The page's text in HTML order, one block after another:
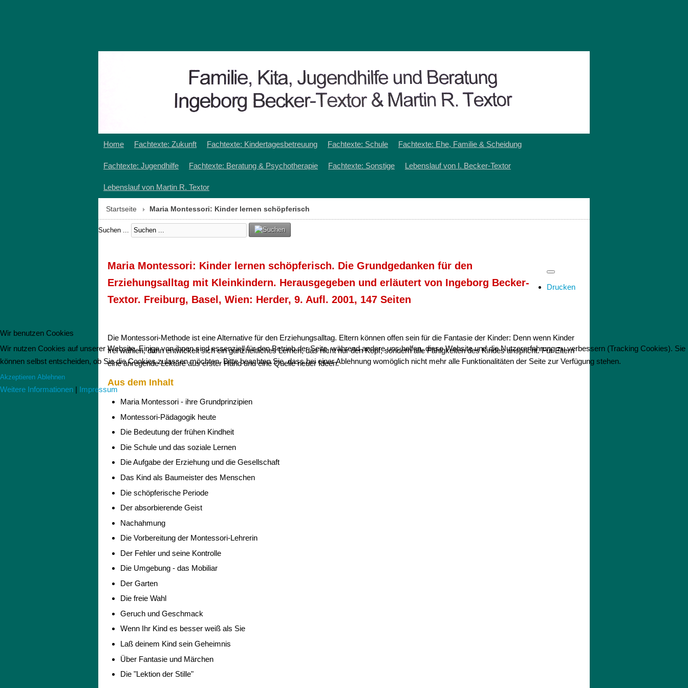
Home Fachtexte: Zukunft Fachtexte: Kindertagesbetreuung Fachtexte: Schule Fachtexte: Ehe, Familie & Scheidung
Fachtexte: Jugendhilfe Fachtexte: Beratung & Psychotherapie Fachtexte: Sonstige Lebenslauf von I. Becker-Textor
Lebenslauf von Martin R. Textor
Startseite Maria Montessori: Kinder lernen schöpferisch
Suchen ...
Drucken
Maria Montessori: Kinder lernen schöpferisch. Die Grundgedanken für den
Erziehungsalltag mit Kleinkindern. Herausgegeben und erläutert von Ingeborg Becker-
Textor. Freiburg, Basel, Wien: Herder, 9. Aufl. 2001, 147 Seiten
Die Montessori-Methode ist eine Alternative für den Erziehungsalltag. Eltern können offen sein für die Fantasie der Kinder: Denn wenn Kinder
frei wählen, dann entwickelt sich ein ganzheitliches Lernen, das nicht nur den Kopf, sondern alle Fähigkeiten des Kindes anspricht. Für Eltern
eine anregende Lektüre aus erster Hand und eine Quelle neuer Ideen.
Aus dem Inhalt
Maria Montessori - ihre Grundprinzipien
Montessori-Pädagogik heute
Die Bedeutung der frühen Kindheit
Die Schule und das soziale Lernen
Die Aufgabe der Erziehung und die Gesellschaft
Das Kind als Baumeister des Menschen
Die schöpferische Periode
Der absorbierende Geist
Nachahmung
Die Vorbereitung der Montessori-Lehrerin
Der Fehler und seine Kontrolle
Die Umgebung - das Mobiliar
Der Garten
Die freie Wahl
Geruch und Geschmack
Wenn Ihr Kind es besser weiß als Sie
Laß deinem Kind sein Geheimnis
Über Fantasie und Märchen
Die "Lektion der Stille"
Wir benutzen Cookies
Wir nutzen Cookies auf unserer Website. Einige von ihnen sind essenziell für den Betrieb der Seite, während andere uns helfen, diese Website und die Nutzererfahrung zu verbessern (Tracking Cookies). Sie
können selbst entscheiden, ob Sie die Cookies zulassen möchten. Bitte beachten Sie, dass bei einer Ablehnung womöglich nicht mehr alle Funktionalitäten der Seite zur Verfügung stehen.
Akzeptieren Ablehnen
Weitere Informationen | Impressum